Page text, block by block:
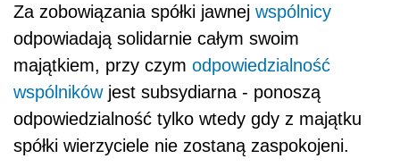
Za zobowiązania spółki jawnej wspólnicy
odpowiadają solidarnie całym swoim
majątkiem, przy czym odpowiedzialność
wspólnikówjest subsydiarna - ponoszą
odpowiedzialność tylko wtedy gdy z majątku
spółki wierzyciele nie zostaną zaspokojeni.